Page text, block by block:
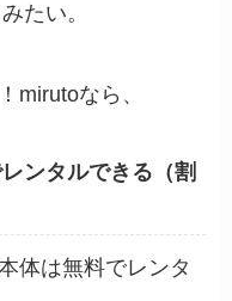
たい。
mirutoなら、
ンタルできる（割
体は無料でレンタ